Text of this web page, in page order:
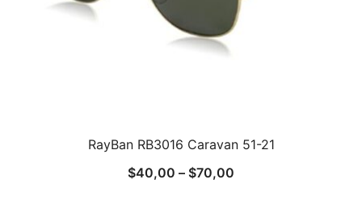
RayBan RB3016 Caravan 51-21
$40,00 – $70,00